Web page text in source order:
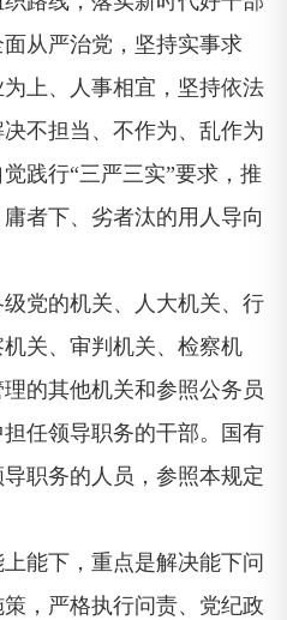
从严治党，坚持实事求
上、人事相宜，坚持依法
不担当、不作为、乱作为
践行“三严三实”要求，推
者下、劣者汰的用人导向
党的机关、人大机关、行
关、审判机关、检察机
的其他机关和参照公务员
任领导职务的干部。国有
职务的人员，参照本规定
能下，重点是解决能下问
，严格执行问责、党纪政